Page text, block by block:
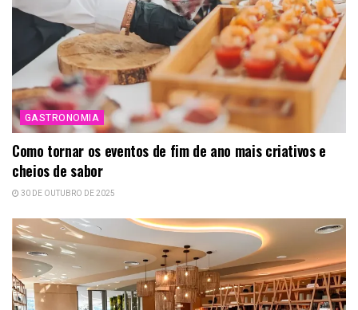
GASTRONOMIA
Como tornar os eventos de fim de ano mais criativos e
cheios de sabor
30 DE OUTUBRO DE 2025